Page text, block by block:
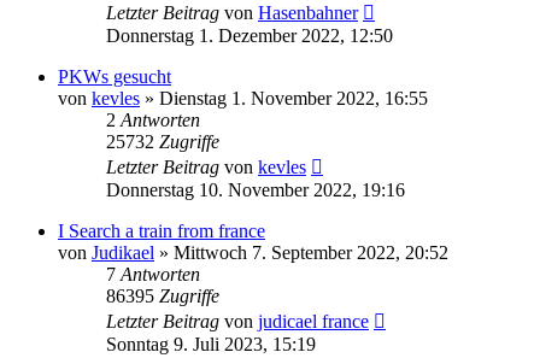
Letzter Beitrag von Hasenbahner
Donnerstag 1. Dezember 2022, 12:50
PKWs gesucht
von kevles » Dienstag 1. November 2022, 16:55
2 Antworten
25732 Zugriffe
Letzter Beitrag von kevles
Donnerstag 10. November 2022, 19:16
I Search a train from france
von Judikael » Mittwoch 7. September 2022, 20:52
7 Antworten
86395 Zugriffe
Letzter Beitrag von judicael france
Sonntag 9. Juli 2023, 15:19